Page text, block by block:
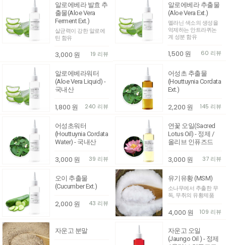
알로에베라 발효 추
출물(Aloe Vera
Ferment Ext.)
살균력이 강한 알로에
틴 함유
3,000 원 19 리뷰
알로에베라 추출물
(Aloe Vera Ext.)
멜라닌 색소의 생성을
억제하는 안트라퀴논
계 성분 함유
1,500 원 60 리뷰
알로에베라워터
(Aloe Vera Liquid) -
국내산
1,800 원 240 리뷰
어성초 추출물
(Houttuynia Cordata
Ext.)
2,200 원 145 리뷰
어성초워터
(Houttuynia Cordata
Water) - 국내산
3,000 원 39 리뷰
연꽃 오일(Sacred
Lotus Oil) - 정제 /
올리브 인퓨즈드
3,000 원 37 리뷰
오이 추출물
(Cucumber Ext.)
2,000 원 43 리뷰
유기유황 (MSM)
소나무에서 추출한 무
독, 무취의 유황제품
4,000 원 109 리뷰
자운고 분말
자운고 오일
(Jaungo Oil ) - 정제